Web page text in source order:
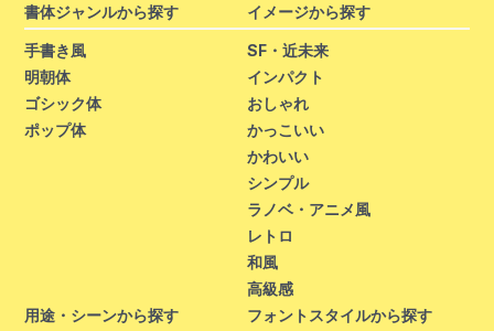
書体ジャンルから探す
手書き風
明朝体
ゴシック体
ポップ体
イメージから探す
SF・近未来
インパクト
おしゃれ
かっこいい
かわいい
シンプル
ラノベ・アニメ風
レトロ
和風
高級感
用途・シーンから探す
フォントスタイルから探す